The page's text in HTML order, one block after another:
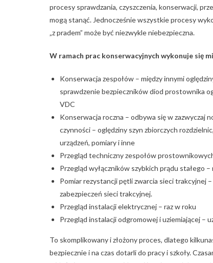
procesy sprawdzania, czyszczenia, konserwacji,
mogą stanąć. Jednocześnie wszystkie procesy
„z pradem” może być niezwykle niebezpieczna.
W ramach prac konserwacyjnych wykonuje się
Konserwacja zespołów – między innymi
sprawdzenie bezpieczników diod prostownika
VDC
Konserwacja roczna – odbywa się w zazwyczaj
czynności – oględziny szyn zbiorczych
urządzeń, pomiary i inne
Przegląd techniczny zespołów
Przegląd wyłączników szybkich prądu stałego –
Pomiar rezystancji pętli zwarcia sieci trakcyjnej
zabezpieczeń sieci trakcyjnej.
Przegląd instalacji elektrycznej – raz w roku
Przegląd instalacji odgromowej i uziemiającej –
To skomplikowany i złożony proces, dlatego
bezpiecznie i na czas dotarli do pracy i szkoły.